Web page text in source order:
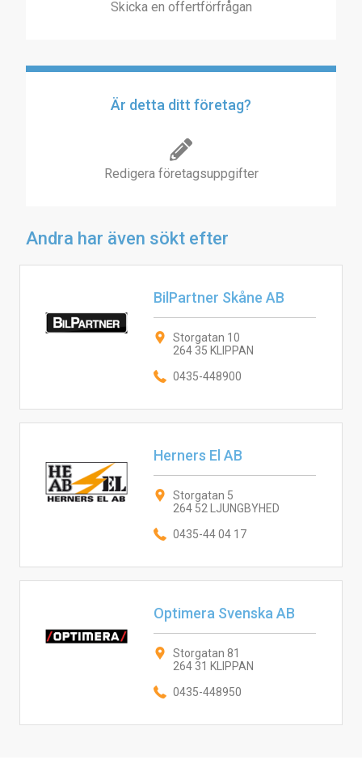
Skicka en offertförfrågan
Är detta ditt företag?
Redigera företagsuppgifter
Andra har även sökt efter
BilPartner Skåne AB
Storgatan 10
264 35 KLIPPAN
0435-448900
Herners El AB
Storgatan 5
264 52 LJUNGBYHED
0435-44 04 17
Optimera Svenska AB
Storgatan 81
264 31 KLIPPAN
0435-448950